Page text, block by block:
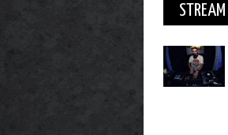
STREAM